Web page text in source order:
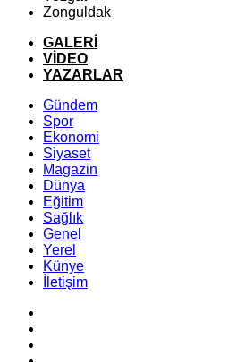
Zonguldak
GALERİ
VİDEO
YAZARLAR
Gündem
Spor
Ekonomi
Siyaset
Magazin
Dünya
Eğitim
Sağlık
Genel
Yerel
Künye
İletişim